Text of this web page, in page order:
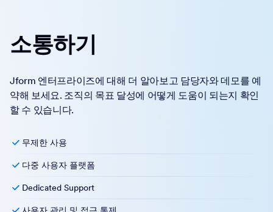
소통하기
Jform 엔터프라이즈에 대해 더 알아보고 담당자와 데모를 예
약해 보세요. 조직의 목표 달성에 어떻게 도움이 되는지 확인
할 수 있습니다.
무제한 사용
다중 사용자 플랫폼
Dedicated Support